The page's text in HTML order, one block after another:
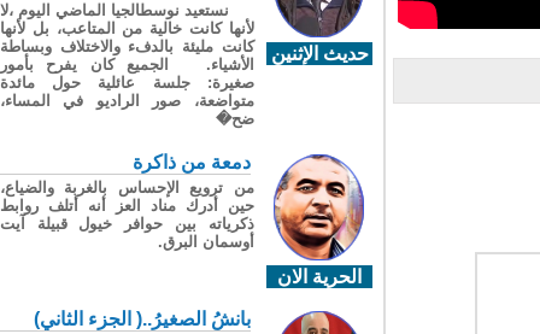
حديث الإثنين
نستعيد نوسطالجيا الماضي اليوم ،لا
لأنها كانت خالية من المتاعب، بل لأنها
كانت مليئة بالدفء والاختلاف وبساطة
الأشياء. الجميع كان يفرح بأمور
صغيرة: جلسة عائلية حول مائدة
متواضعة، صور الراديو في المساء،
ضح�
الحرية الان
دمعة من ذاكرة
من ترويع الإحساس بالغربة والضياع،
حين أدرك مناد العز أنه أتلف روابط
ذكرياته بين حوافر خيول قبيلة آيت
أوسمان البرق.
بانشُ الصغيرُ..( الجزء الثاني)